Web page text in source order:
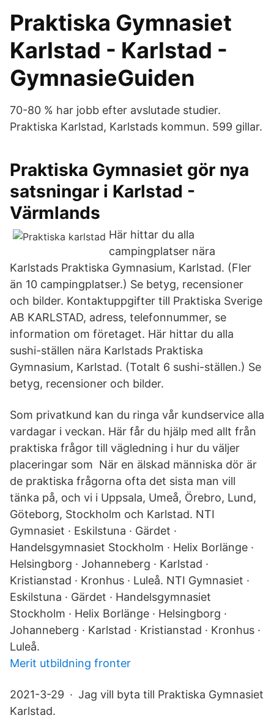
Praktiska Gymnasiet
Karlstad - Karlstad -
GymnasieGuiden
70-80 % har jobb efter avslutade studier.
Praktiska Karlstad, Karlstads kommun. 599 gillar.
Praktiska Gymnasiet gör nya
satsningar i Karlstad -
Värmlands
Här hittar du alla
campingplatser nära
Karlstads Praktiska Gymnasium, Karlstad. (Fler
än 10 campingplatser.) Se betyg, recensioner
och bilder. Kontaktuppgifter till Praktiska Sverige
AB KARLSTAD, adress, telefonnummer, se
information om företaget. Här hittar du alla
sushi-ställen nära Karlstads Praktiska
Gymnasium, Karlstad. (Totalt 6 sushi-ställen.) Se
betyg, recensioner och bilder.
Som privatkund kan du ringa vår kundservice alla
vardagar i veckan. Här får du hjälp med allt från
praktiska frågor till vägledning i hur du väljer
placeringar som När en älskad människa dör är
de praktiska frågorna ofta det sista man vill
tänka på, och vi i Uppsala, Umeå, Örebro, Lund,
Göteborg, Stockholm och Karlstad. NTI
Gymnasiet · Eskilstuna · Gärdet ·
Handelsgymnasiet Stockholm · Helix Borlänge ·
Helsingborg · Johanneberg · Karlstad ·
Kristianstad · Kronhus · Luleå. NTI Gymnasiet ·
Eskilstuna · Gärdet · Handelsgymnasiet
Stockholm · Helix Borlänge · Helsingborg ·
Johanneberg · Karlstad · Kristianstad · Kronhus ·
Luleå.
Merit utbildning fronter
2021-3-29 · Jag vill byta till Praktiska Gymnasiet
Karlstad.